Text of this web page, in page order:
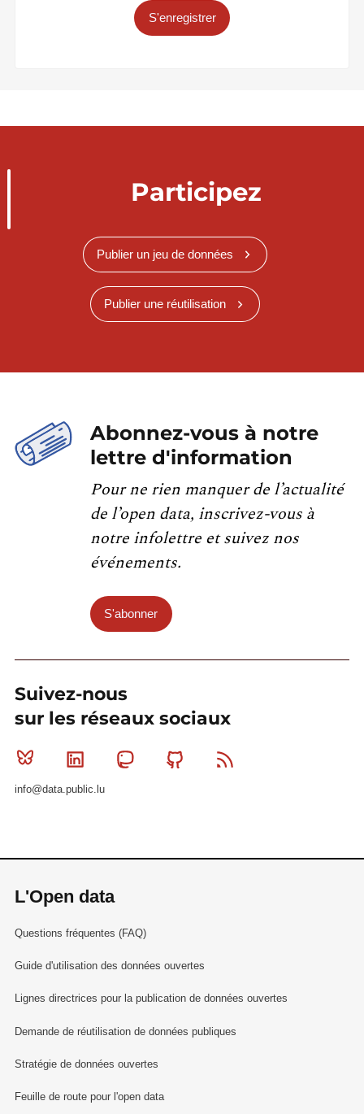
S'enregistrer
Participez
Publier un jeu de données
Publier une réutilisation
Abonnez-vous à notre
lettre d'information
Pour ne rien manquer de l’actualité
de l’open data, inscrivez-vous à
notre infolettre et suivez nos
événements.
S'abonner
Suivez-nous
sur les réseaux sociaux
Bluesky Linkedin MastodonGithub
info@data.public.lu
L'Open data
Questions fréquentes (FAQ)
Guide d'utilisation des données ouvertes
Lignes directrices pour la publication de données ouvertes
Demande de réutilisation de données publiques
Stratégie de données ouvertes
Feuille de route pour l'open data